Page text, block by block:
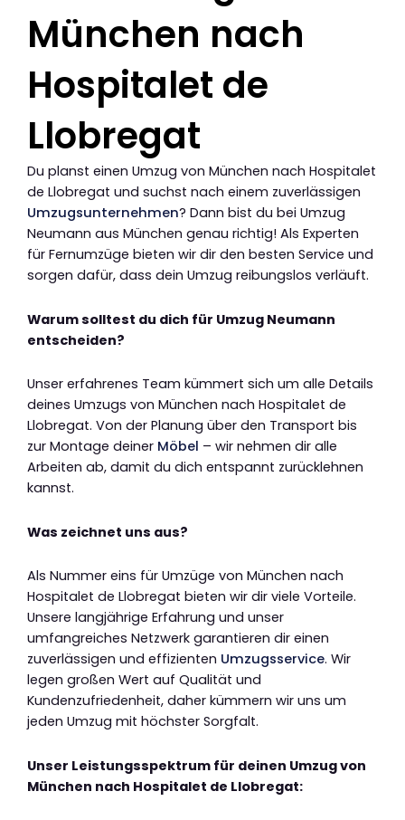
München nach
Hospitalet de
Llobregat
Du planst einen Umzug von München nach Hospitalet
de Llobregat und suchst nach einem zuverlässigen
Umzugsunternehmen? Dann bist du bei Umzug
Neumann aus München genau richtig! Als Experten
für Fernumzüge bieten wir dir den besten Service und
sorgen dafür, dass dein Umzug reibungslos verläuft.
Warum solltest du dich für Umzug Neumann
entscheiden?
Unser erfahrenes Team kümmert sich um alle Details
deines Umzugs von München nach Hospitalet de
Llobregat. Von der Planung über den Transport bis
zur Montage deiner Möbel – wir nehmen dir alle
Arbeiten ab, damit du dich entspannt zurücklehnen
kannst.
Was zeichnet uns aus?
Als Nummer eins für Umzüge von München nach
Hospitalet de Llobregat bieten wir dir viele Vorteile.
Unsere langjährige Erfahrung und unser
umfangreiches Netzwerk garantieren dir einen
zuverlässigen und effizienten Umzugsservice. Wir
legen großen Wert auf Qualität und
Kundenzufriedenheit, daher kümmern wir uns um
jeden Umzug mit höchster Sorgfalt.
Unser Leistungsspektrum für deinen Umzug von
München nach Hospitalet de Llobregat: